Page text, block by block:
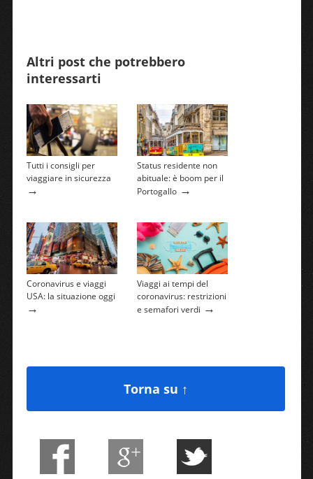
Altri post che potrebbero
interessarti
Tutti i consigli per
viaggiare in sicurezza
→
Status residente non
abituale: è boom per il
Portogallo→
Coronavirus e viaggi
USA: la situazione oggi
→
Viaggi ai tempi del
coronavirus: restrizioni
e semafori verdi →
Torna su ↑